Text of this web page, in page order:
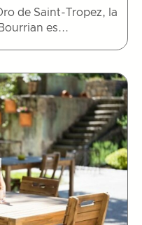
de Saint-Tropez, la
es...